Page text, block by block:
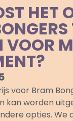
HET
VOOR
voor Bram
kan worden
opties. We